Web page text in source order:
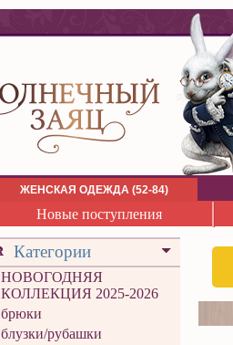
ЖЕНСКАЯ ОДЕЖДА (52-84)
Новые поступления
Категории
НОВОГОДНЯЯ
КОЛЛЕКЦИЯ 2025-2026
брюки
блузки/рубашки